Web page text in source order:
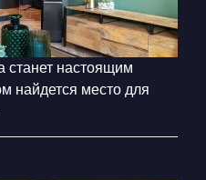
станет настоящим
найдется место для